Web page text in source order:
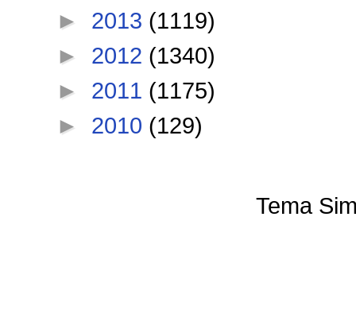
► 2013 (1119)
► 2012 (1340)
► 2011 (1175)
► 2010 (129)
Tema